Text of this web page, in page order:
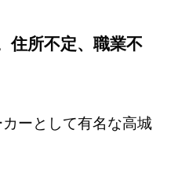
住所不定、職業不
ーとして有名な高城